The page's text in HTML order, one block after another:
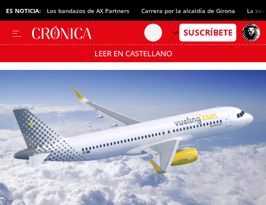
ES NOTICIA: Los bandazos de AX Partners Carrera por la alcaldía de Girona La
LEER EN CASTELLANO
Pásate al MODO AHORRO